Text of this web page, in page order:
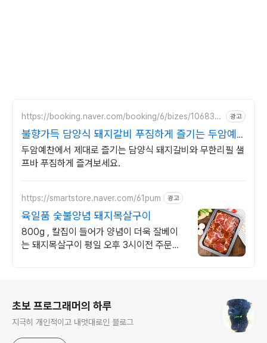
https://booking.naver.com/booking/6/bizes/106837
광고
불향가득 담양식 돼지갈비 푸짐하게 즐기는 두암예
찬!
두암예찬에서 제대로 즐기는 담양식 돼지갈비와 무한리필 샐
프바 푸짐하게 즐겨보세요.
https://smartstore.naver.com/61pum 광고
육일품 숯불양념 돼지목살구이
800g , 칼집이 들어가 양념이 더욱 잘베이
는 돼지목살구이 평일 오후 3시이전 주문건
초보 프로그래머의 하루
지극히 개인적이고 내멋대로인 블로그